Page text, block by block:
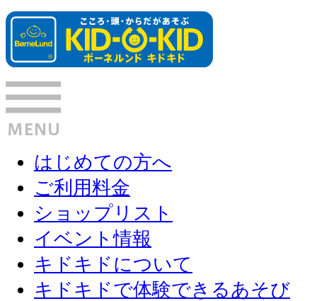
はじめての方へ
ご利用料金
ショップリスト
イベント情報
キドキドについて
キドキドで体験できるあそび